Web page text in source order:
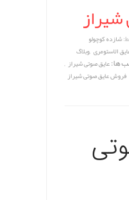
شازده کوچولو
الاستومری ,وبلاگ
ها:عایق صوتی شیراز ,
فروش عایق صوتی شیراز